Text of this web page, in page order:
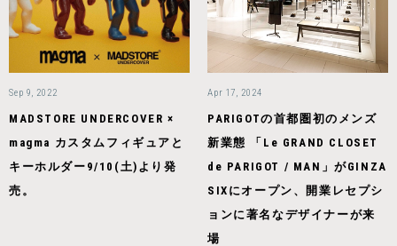
Sep 9, 2022
MADSTORE UNDERCOVER ×
magma カスタムフィギュアと
キーホルダー9/10(土)より発
売。
Apr 17, 2024
PARIGOTの首都圏初のメンズ
新業態 「Le GRAND CLOSET
de PARIGOT / MAN」がGINZA
SIXにオープン、開業レセプシ
ョンに著名なデザイナーが来
場